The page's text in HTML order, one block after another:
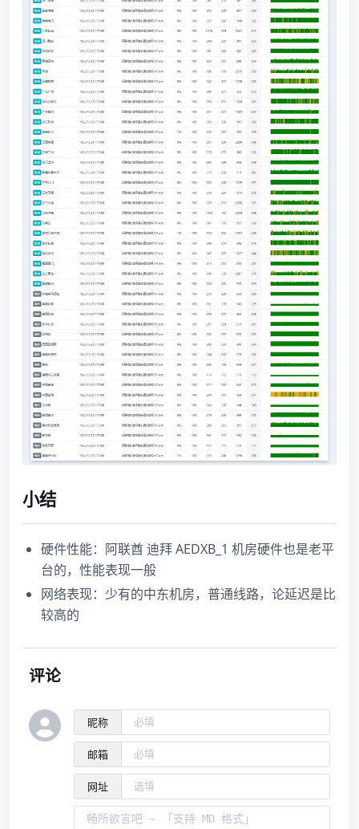
小结
硬件性能：阿联酋 迪拜 AEDXB_1 机房硬件也是老平
台的，性能表现一般
网络表现：少有的中东机房，普通线路，论延迟是比
较高的
评论
昵称
邮箱
网址